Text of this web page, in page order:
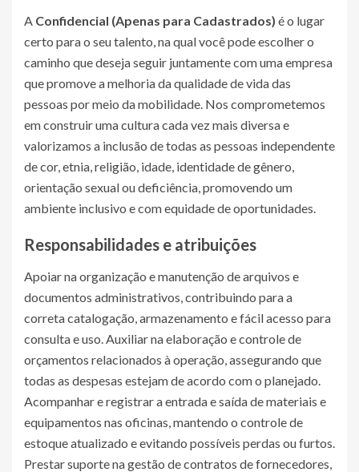
A Confidencial (Apenas para Cadastrados) é o lugar
certo para o seu talento, na qual você pode escolher o
caminho que deseja seguir juntamente com uma empresa
que promove a melhoria da qualidade de vida das
pessoas por meio da mobilidade. Nos comprometemos
em construir uma cultura cada vez mais diversa e
valorizamos a inclusão de todas as pessoas independente
de cor, etnia, religião, idade, identidade de gênero,
orientação sexual ou deficiência, promovendo um
ambiente inclusivo e com equidade de oportunidades.
Responsabilidades e atribuições
Apoiar na organização e manutenção de arquivos e
documentos administrativos, contribuindo para a
correta catalogação, armazenamento e fácil acesso para
consulta e uso. Auxiliar na elaboração e controle de
orçamentos relacionados à operação, assegurando que
todas as despesas estejam de acordo com o planejado.
Acompanhar e registrar a entrada e saída de materiais e
equipamentos nas oficinas, mantendo o controle de
estoque atualizado e evitando possíveis perdas ou furtos.
Prestar suporte na gestão de contratos de fornecedores,